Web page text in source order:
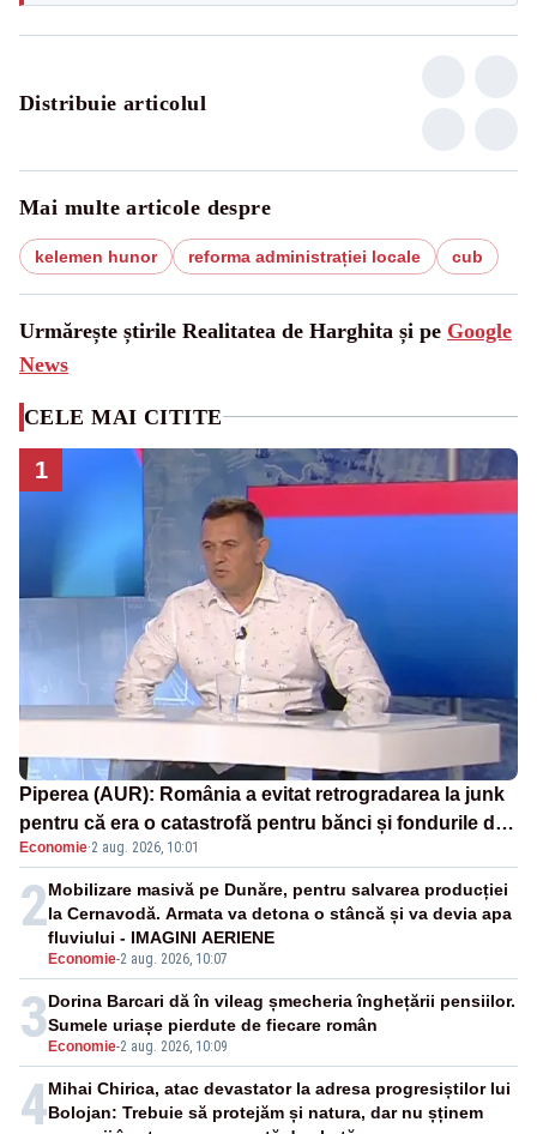
Distribuie articolul
Mai multe articole despre
kelemen hunor reforma administrației locale cub
Urmărește știrile Realitatea de Harghita și pe Google
News
CELE MAI CITITE
1
Piperea (AUR): România a evitat retrogradarea la junk
pentru că era o catastrofă pentru bănci și fondurile de
pensii
Economie·2 aug. 2026, 10:01
2
Economie-2 aug. 2026, 10:07
Mobilizare masivă pe Dunăre, pentru salvarea producției
la Cernavodă. Armata va detona o stâncă și va devia apa
fluviului - IMAGINI AERIENE
3 Economie-2 aug. 2026, 10:09
Dorina Barcari dă în vileag șmecheria înghețării pensiilor.
Sumele uriașe pierdute de fiecare român
4Mihai Chirica, atac devastator la adresa progresiștilor lui
Bolojan: Trebuie să protejăm și natura, dar nu șținem